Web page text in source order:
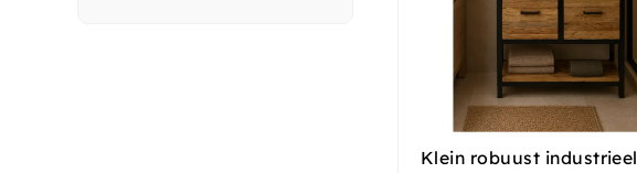
Klein robuust industrieel